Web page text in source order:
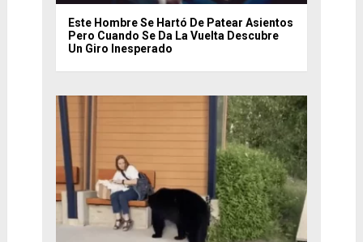
Este Hombre Se Hartó De Patear Asientos
Pero Cuando Se Da La Vuelta Descubre
Un Giro Inesperado